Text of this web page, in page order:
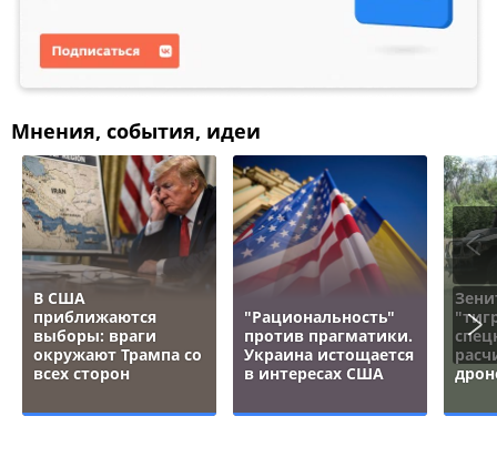
Мнения, события, идеи
В США
приближаются
выборы: враги
окружают Трампа со
всех сторон
"Рациональность"
против прагматики.
Украина истощается
в интересах США